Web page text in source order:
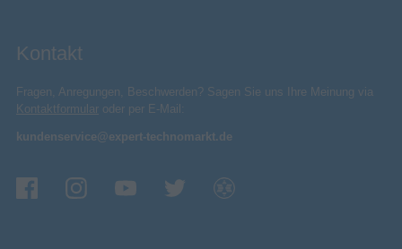
Kontakt
Fragen, Anregungen, Beschwerden? Sagen Sie uns Ihre Meinung via
Kontaktformular oder per E-Mail:
kundenservice@expert-technomarkt.de